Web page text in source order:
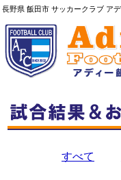
長野県 飯田市 サッカークラブ ア
すべて